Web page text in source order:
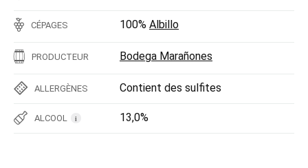
CÉPAGES 100% Albillo
PRODUCTEUR Bodega Marañones
ALLERGÈNES Contient des sulfites
ALCOOL i 13,0%